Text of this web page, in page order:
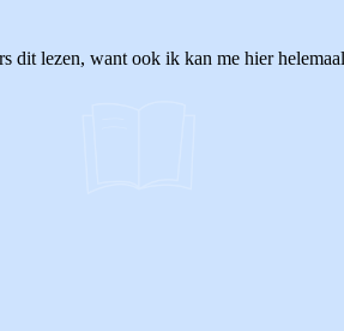
dit lezen, want ook ik kan me hier